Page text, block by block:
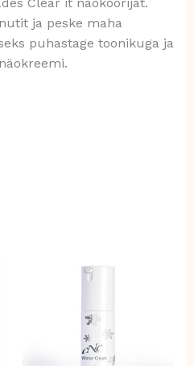
ja peske maha
puhastage toonikuga ja